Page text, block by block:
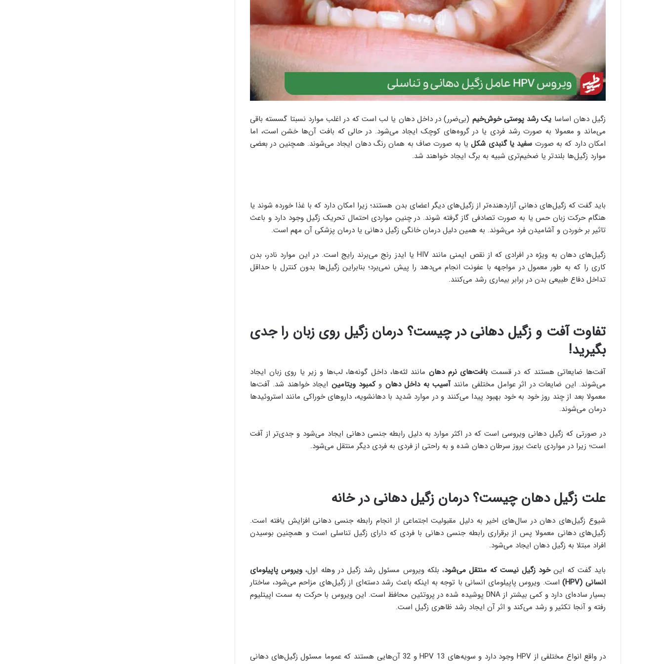
زگیل دهان اساسا یک رشد پوستی خوش‌خیم (بی‌ضرر) در داخل دهان یا لب است که در اغلب موارد نسبتا گسسته باقی
می‌ماند و معمولا به صورت رشد فردی یا در گروه‌های کوچک ایجاد می‌شود. در حالی که بافت آن‌ها خشن است، اما
امکان دارد که به صورت سفید یا گنبدی شکلیا به صورت صاف به همان رنگ دهان ایجاد می‌شوند. همچنین در بعضی
موارد زگیل‌ها بلندتر یا ضخیم‌تری شبیه به برگ ایجاد خواهند شد.
باید گفت که زگیل‌های دهانی آزاردهنده‌تر از زگیل‌های دیگر اعضای بدن هستند؛ زیرا امکان دارد که با غذا خورده شوند یا
هنگام حرکت زبان حس یا به صورت تصادفی گاز گرفته شوند. در چنین مواردی احتمال تحریک زگیل وجود دارد و باعث
تاثیر بر خوردن و آشامیدن فرد می‌شوند. به همین دلیل درمان خانگی زگیل دهانی یا درمان پزشکی آن مهم است.
زگیل‌های دهان به ویژه در افرادی که از نقص ایمنی مانند HIV یا ایدز رنج می‌برند رایج است. در این موارد نادر، بدن
کاری را که به طور معمول در مواجهه با عفونت انجام می‌دهد را پیش نمی‌برد؛ بنابراین زگیل‌ها بدون کنترل با حداقل
تداخل دفاع طبیعی بدن در برابر بیماری رشد می‌کنند.
تفاوت آفت و زگیل دهانی در چیست؟درمان زگیل روی زبان را جدی
بگیرید!
آفت‌ها ضایعاتی هستند که در قسمت بافت‌های نرم دهان مانند لثه‌ها، داخل گونه‌ها، لب‌ها و زیر یا روی زبان ایجاد
می‌شوند. این ضایعات در اثر عوامل مختلفی مانندآسیب به داخل دهان وکمبود ویتامین ایجاد خواهند شد. آفت‌ها
معمولا بعد از چند روز خود به خود بهبود پیدا می‌کنند و در موارد شدید با دهانشویه، داروهای خوراکی مانند استروئیدها
درمان می‌شوند.
در صورتی که زگیل دهانی ویروسی است که در اکثر موارد به دلیل رابطه جنسی دهانی ایجاد می‌شود و جدی‌تر از آفت
است؛ زیرا در مواردی باعث بروز سرطان دهان شده و به راحتی از فردی به فردی دیگر منتقل می‌شود.
علت زگیل دهان چیست؟ درمان زگیل دهانی در خانه
شیوع زگیل‌های دهان در سال‌های اخیر به دلیل مقبولیت اجتماعی از انجام رابطه جنسی دهانی افزایش یافته است.
زگیل‌های دهانی معمولا پس از برقراری رابطه جنسی دهانی با فردی که دارای زگیل تناسلی است و همچنین بوسیدن
افراد مبتلا به زگیل دهان ایجاد می‌شود.
باید گفت که اینخود زگیل نیست که منتقل می‌شود، بلکه ویروس مسئول رشد زگیل در وهله اول، ویروس پاپیلومای
انسانی (HPV
)است. ویروس پاپیلومای انسانی با توجه به اینکه باعث رشد دسته‌ای از زگیل‌های مزاحم می‌شود، ساختار
بسیار ساده‌ای دارد و کمی بیشتر از DNA پوشیده شده در پروتئین محافظ است. این ویروس با حرکت به سمت اپیتلیوم
رفته و آنجا تکثیر و رشد می‌کند و اثر آن ایجاد رشد ظاهری زگیل است.
در واقع انواع مختلفی از HPV وجود دارد و سویه‌های HPV 13 و 32 آن‌هایی هستند که عموما مسئول زگیل‌های دهانی